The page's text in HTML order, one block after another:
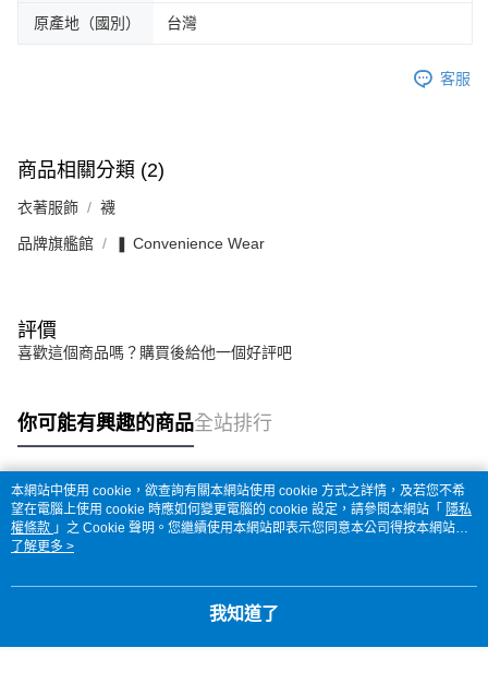
原產地（國別） 台灣
客服
商品相關分類 (2)
衣著服飾 襪
品牌旗艦館 ❚ Convenience Wear
評價
喜歡這個商品嗎？購買後給他一個好評吧
你可能有興趣的商品全站排行
熱門標籤
本網站中使用 cookie，欲查詢有關本網站使用 cookie 方式之詳情，及若您不希
望在電腦上使用 cookie 時應如何變更電腦的 cookie 設定，請參閱本網站「 隱私
權條款 」之 Cookie 聲明。您繼續使用本網站即表示您同意本公司得按本網站使
用條款之 Cookie 聲明使用 cookie。
了解更多 >
我知道了